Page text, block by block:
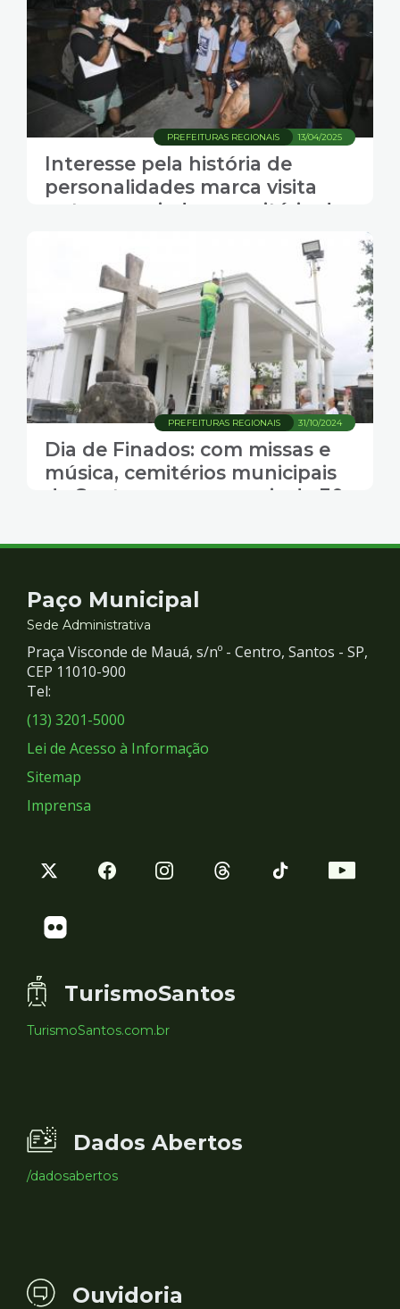
13/04/2025
PREFEITURAS REGIONAIS
Interesse pela história de
personalidades marca visita
noturna guiada a cemitério de
31/10/2024
PREFEITURAS REGIONAIS
Dia de Finados: com missas e
música, cemitérios municipais
de Santos esperam mais de 30
Contato
e
Redes
Sociais
Paço Municipal
Sede Administrativa
Praça Visconde de Mauá, s/nº - Centro, Santos - SP,
CEP 11010-900
Tel:
(13) 3201-5000
Lei de Acesso à Informação
Sitemap
Imprensa
TurismoSantos
TurismoSantos.com.br
Dados Abertos
/dadosabertos
Ouvidoria